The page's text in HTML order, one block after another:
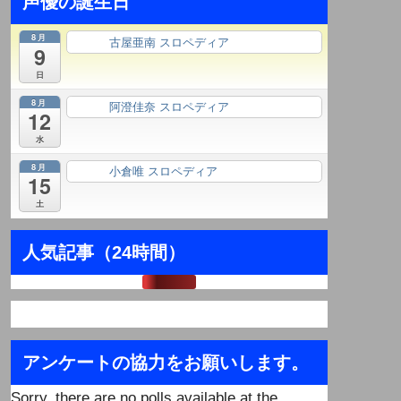
8月
9
日
古屋亜南 スロペディア
8月
12
水
阿澄佳奈 スロペディア
8月
15
土
小倉唯 スロペディア
人気記事（24時間）
アンケートの協力をお願いします。